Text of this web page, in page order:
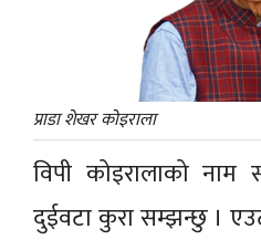
प्राडा शेखर कोइराला
विपी कोइरालाको
दुईवटा कुरा सम्झन्छु ।